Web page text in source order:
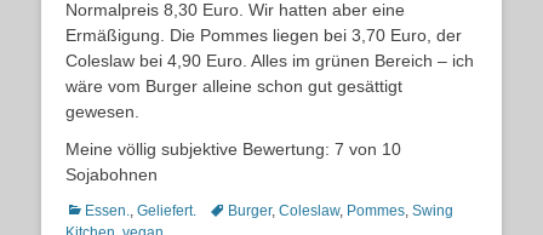
Normalpreis 8,30 Euro. Wir hatten aber eine
Ermäßigung. Die Pommes liegen bei 3,70 Euro, der
Coleslaw bei 4,90 Euro. Alles im grünen Bereich – ich
wäre vom Burger alleine schon gut gesättigt
gewesen.
Meine völlig subjektive Bewertung: 7 von 10
Sojabohnen
Kategorien
Essen., Geliefert. Schlagworte
Burger, Coleslaw, Pommes, Swing